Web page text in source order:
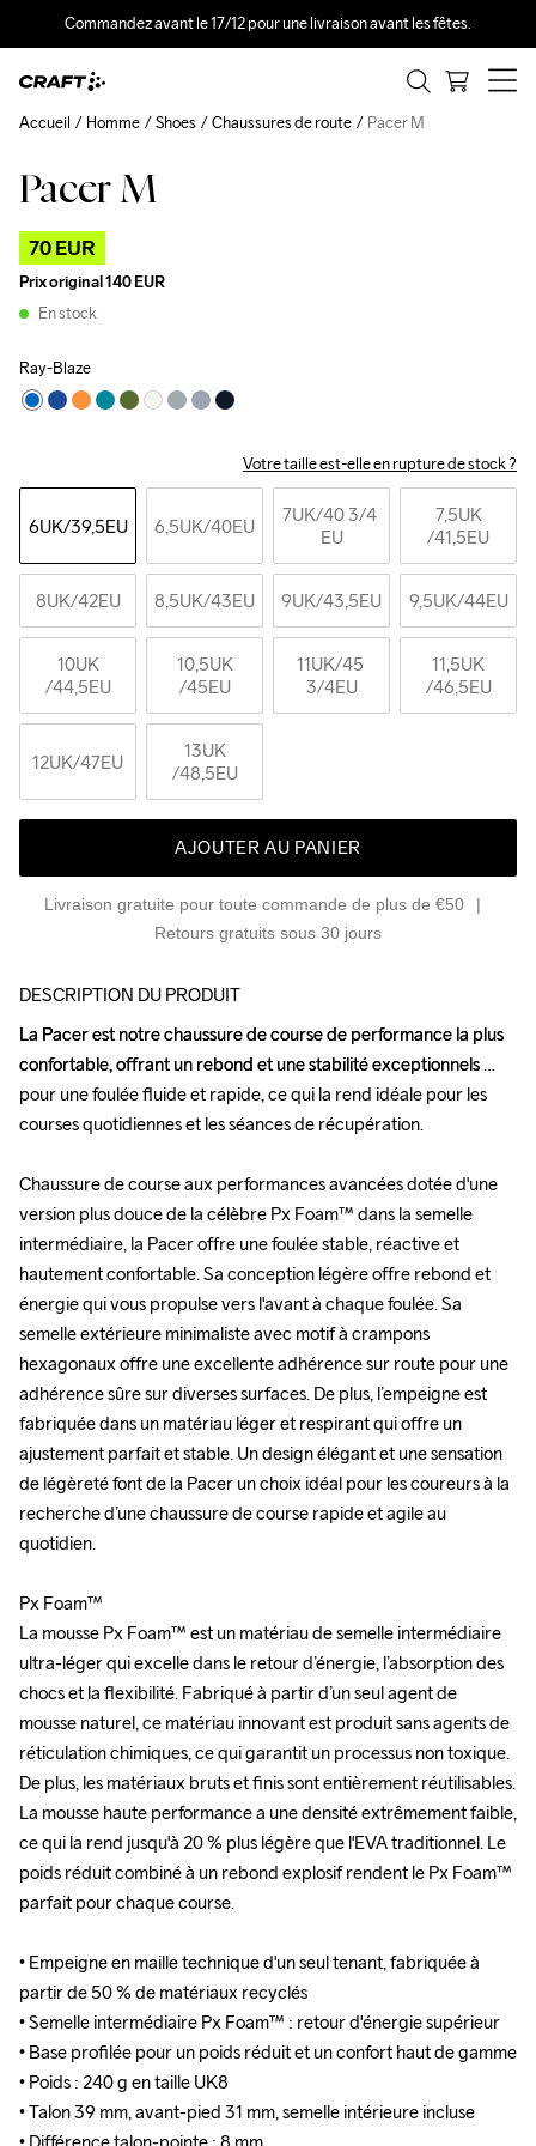
Commandez avant le 17/12 pour une livraison avant les fêtes.
Pacer M
70 EUR
Prix original140 EUR
En stock
Ray-Blaze
Votre taille est-elle en rupture de stock ?
6UK/39,5EU 6,5UK/40EU 7UK/40 3/4
EU
7,5UK
/41,5EU
8UK/42EU 8,5UK/43EU 9UK/43,5EU 9,5UK/44EU
10UK
/44,5EU
10,5UK
/45EU
11UK/45
3/4EU
11,5UK
/46,5EU
12UK/47EU
13UK
/48,5EU
AJOUTER AU PANIER
Livraison gratuite pour toute commande de plus de €50
Retours gratuits sous 30 jours
Accueil Homme Shoes Chaussures de route Pacer M
Outlet
DESCRIPTION DU PRODUIT
La Pacer est notre chaussure de course de performance la plus
confortable, offrant un rebond et une stabilité exceptionnels
pour une foulée fluide et rapide, ce qui la rend idéale pour les
courses quotidiennes et les séances de récupération.
Chaussure de course aux performances avancées dotée d'une
version plus douce de la célèbre Px Foam™ dans la semelle
intermédiaire, la Pacer offre une foulée stable, réactive et
hautement confortable. Sa conception légère offre rebond et
énergie qui vous propulse vers l'avant à chaque foulée. Sa
semelle extérieure minimaliste avec motif à crampons
hexagonaux offre une excellente adhérence sur route pour une
adhérence sûre sur diverses surfaces. De plus, l’empeigne est
fabriquée dans un matériau léger et respirant qui offre un
ajustement parfait et stable. Un design élégant et une sensation
de légèreté font de la Pacer un choix idéal pour les coureurs à la
recherche d’une chaussure de course rapide et agile au
quotidien.
Px Foam™
La mousse Px Foam™ est un matériau de semelle intermédiaire
ultra-léger qui excelle dans le retour d’énergie, l’absorption des
chocs et la flexibilité. Fabriqué à partir d’un seul agent de
mousse naturel, ce matériau innovant est produit sans agents de
réticulation chimiques, ce qui garantit un processus non toxique.
De plus, les matériaux bruts et finis sont entièrement réutilisables.
La mousse haute performance a une densité extrêmement faible,
ce qui la rend jusqu'à 20 % plus légère que l'EVA traditionnel. Le
poids réduit combiné à un rebond explosif rendent le Px Foam™
parfait pour chaque course.
• Empeigne en maille technique d'un seul tenant, fabriquée à
partir de 50 % de matériaux recyclés
• Semelle intermédiaire Px Foam™ : retour d'énergie supérieur
• Base profilée pour un poids réduit et un confort haut de gamme
• Poids : 240 g en taille UK8
• Talon 39 mm, avant-pied 31 mm, semelle intérieure incluse
La Pacer est notre chaussure de course de performance la plus
confortable, offrant un rebond et une stabilité exceptionnels
pour une foulée fluide et rapide, ce qui la rend idéale pour les
courses quotidiennes et les séances de récupération.
Chaussure de course aux performances avancées dotée d'une
version plus douce de la célèbre Px Foam™ dans la semelle
intermédiaire, la Pacer offre une foulée stable, réactive et
hautement confortable. Sa conception légère offre rebond et
énergie qui vous propulse vers l'avant à chaque foulée. Sa
semelle extérieure minimaliste avec motif à crampons
hexagonaux offre une excellente adhérence sur route pour une
adhérence sûre sur diverses surfaces. De plus, l’empeigne est
fabriquée dans un matériau léger et respirant qui offre un
ajustement parfait et stable. Un design élégant et une sensation
de légèreté font de la Pacer un choix idéal pour les coureurs à la
recherche d’une chaussure de course rapide et agile au
quotidien.
Px Foam™
La mousse Px Foam™ est un matériau de semelle intermédiaire
ultra-léger qui excelle dans le retour d’énergie, l’absorption des
chocs et la flexibilité. Fabriqué à partir d’un seul agent de
mousse naturel, ce matériau innovant est produit sans agents de
réticulation chimiques, ce qui garantit un processus non toxique.
De plus, les matériaux bruts et finis sont entièrement réutilisables.
La mousse haute performance a une densité extrêmement faible,
ce qui la rend jusqu'à 20 % plus légère que l'EVA traditionnel. Le
poids réduit combiné à un rebond explosif rendent le Px Foam™
parfait pour chaque course.
• Empeigne en maille technique d'un seul tenant, fabriquée à
partir de 50 % de matériaux recyclés
• Semelle intermédiaire Px Foam™ : retour d'énergie supérieur
• Base profilée pour un poids réduit et un confort haut de gamme
• Poids : 240 g en taille UK8
• Talon 39 mm, avant-pied 31 mm, semelle intérieure incluse